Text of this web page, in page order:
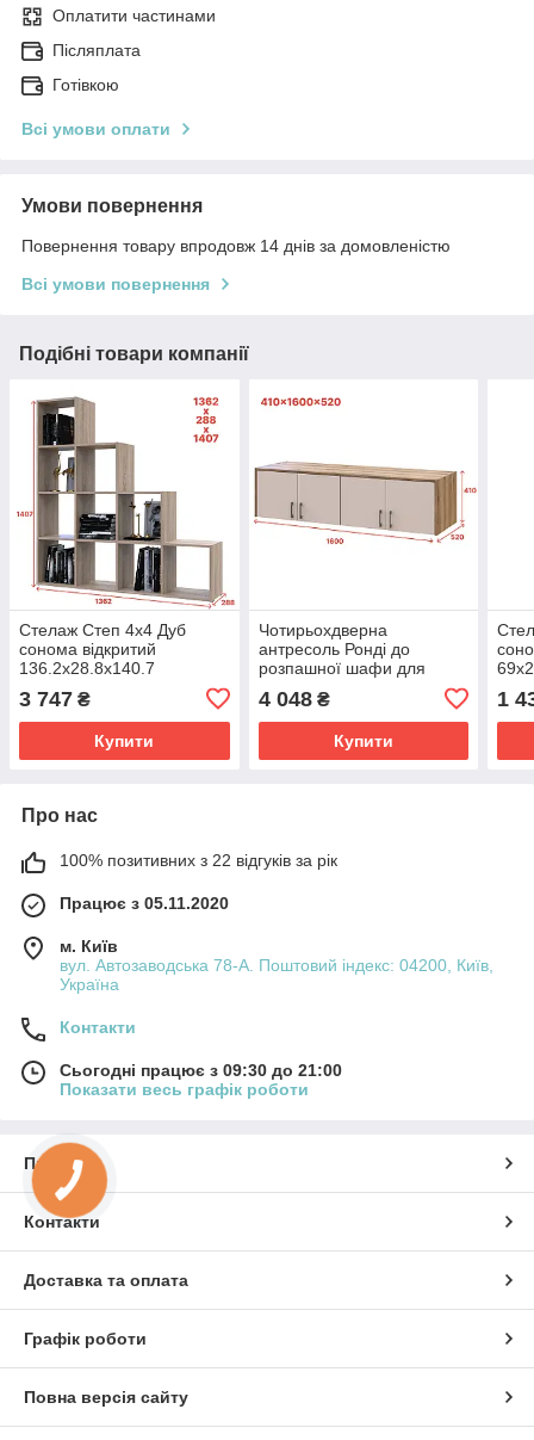
Оплатити частинами
Післяплата
Готівкою
Всі умови оплати
Умови повернення
Повернення товару впродовж 14 днів за домовленістю
Всі умови повернення
Подібні товари компанії
Стелаж Степ 4х4 Дуб
сонома відкритий
136.2х28.8х140.7
3 747 ₴
Купити
Чотирьохдверна
антресоль Ронді до
розпашної шафи для
Кашемір 160х52х41.
Світла антресоль до
4 048₴
Купити
1
Про нас
100% позитивних з 22 відгуків за рік
Працює з 05.11.2020
м. Київ
вул. Автозаводська 78-А. Поштовий індекс: 04200, Київ,
Україна
Контакти
Сьогодні працює з 09:30 до 21:00
Показати весь графік роботи
Про нас
Контакти
Доставка та оплата
Графік роботи
Повна версія сайту